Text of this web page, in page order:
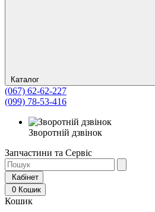
Каталог
(067) 62-62-227
(099) 78-53-416
Зворотній дзвінок
Запчастини та Сервіс
Кабінет
0 Кошик
Кошик